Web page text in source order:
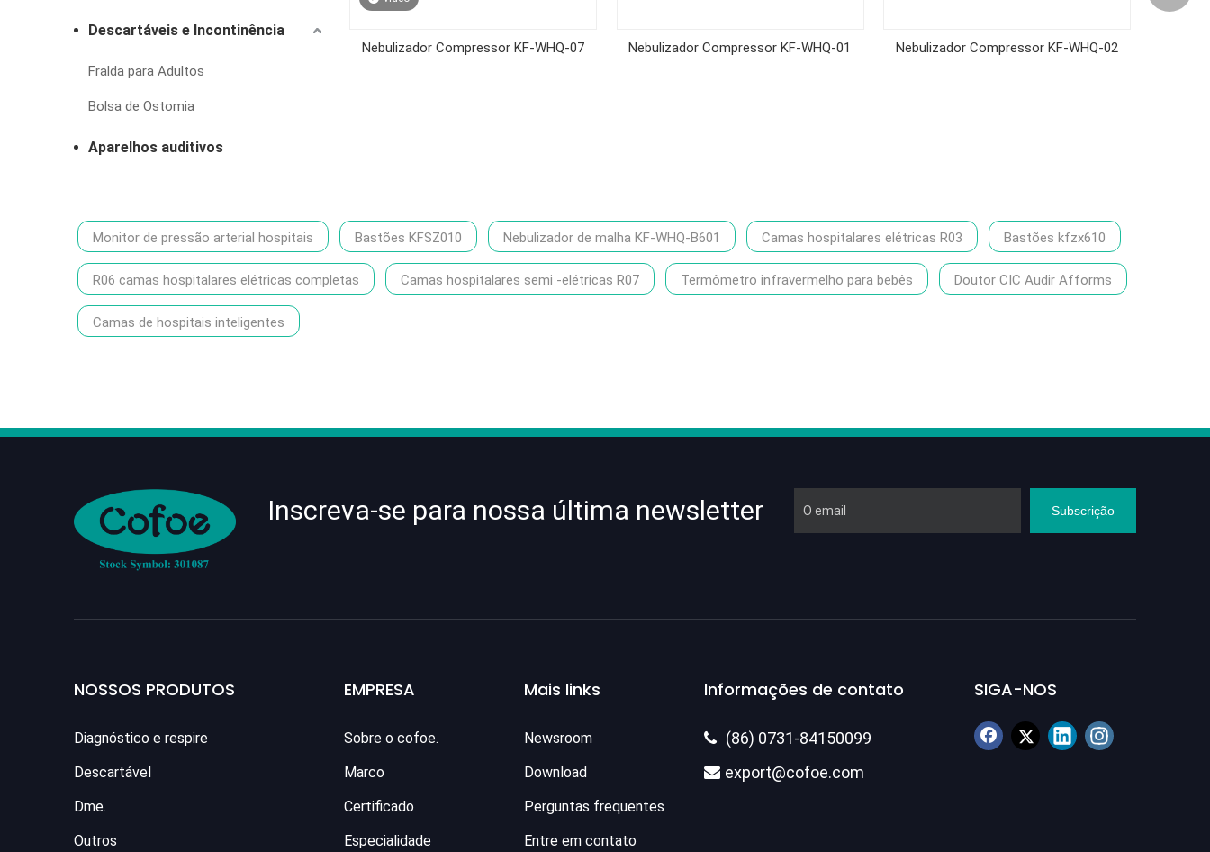
Descartáveis e Incontinência
Fralda para Adultos
Bolsa de Ostomia
Aparelhos auditivos
Nebulizador Compressor KF-WHQ-07 Nebulizador Compressor KF-WHQ-01 Nebulizador Compressor KF-WHQ-02
Monitor de pressão arterial hospitais Bastões KFSZ010 Nebulizador de malha KF-WHQ-B601 Camas hospitalares elétricas R03 Bastões kfzx610
R06 camas hospitalares elétricas completas Camas hospitalares semi -elétricas R07 Termômetro infravermelho para bebês Doutor CIC Audir Afforms
Camas de hospitais inteligentes
Inscreva-se para nossa última newsletter Subscrição
NOSSOS PRODUTOS
Diagnóstico e respire
Descartável
Dme.
Outros
EMPRESA
Sobre o cofoe.
Marco
Certificado
Especialidade
Mais links
Newsroom
Download
Perguntas frequentes
Entre em contato
Informações de contato
 (86) 0731-84150099
 export@cofoe.com
SIGA-NOS